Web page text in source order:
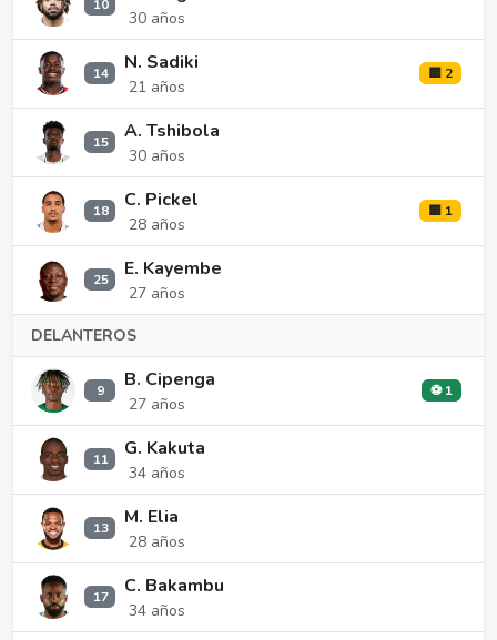
10
30 años
14 N. Sadiki
21 años
🟨 2
15 A. Tshibola
30 años
18 C. Pickel
28 años
🟨 1
25 E. Kayembe
27 años
DELANTEROS
9 B. Cipenga
27 años
⚽ 1
11 G. Kakuta
34 años
13 M. Elia
28 años
17 C. Bakambu
34 años